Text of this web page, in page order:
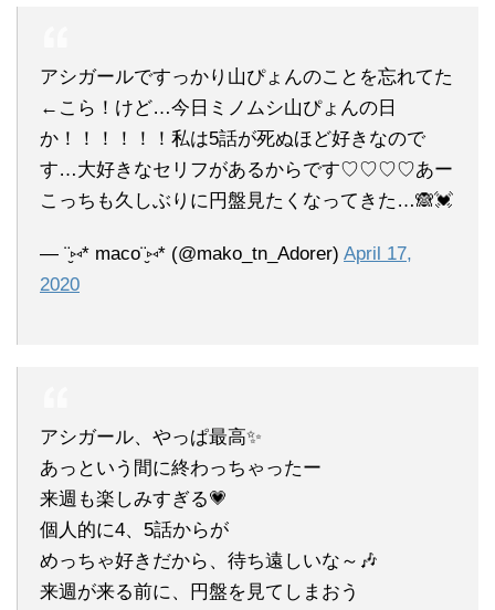
アシガールですっかり山ぴょんのことを忘れてた
←こら！けど…今日ミノムシ山ぴょんの日
か！！！！！！私は5話が死ぬほど好きなので
す…大好きなセリフがあるからです♡♡♡♡あー
こっちも久しぶりに円盤見たくなってきた…🙈💓
— ¨̮⑅* maco¨̮⑅* (@mako_tn_Adorer) April 17,
2020
アシガール、やっぱ最高✨
あっという間に終わっちゃったー
来週も楽しみすぎる💗
個人的に4、5話からが
めっちゃ好きだから、待ち遠しいな～🎶
来週が来る前に、円盤を見てしまおう